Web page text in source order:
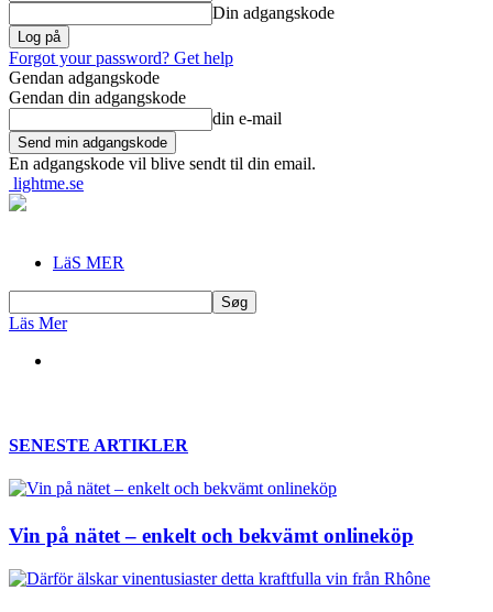
Din adgangskode
Forgot your password? Get help
Gendan adgangskode
Gendan din adgangskode
din e-mail
En adgangskode vil blive sendt til din email.
lightme.se
LäS MER
Läs Mer
SENESTE ARTIKLER
Vin på nätet – enkelt och bekvämt onlineköp